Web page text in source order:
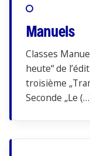
Manuels
Classes
heute“ de
troisième
Seconde „Le